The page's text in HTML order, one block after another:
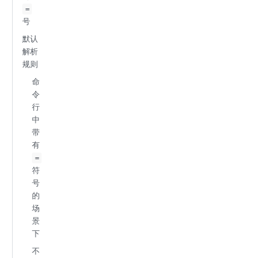
=
号
默认
解析
规则
命
令
行
中
带
有
=
符
号
的
场
景
下
不